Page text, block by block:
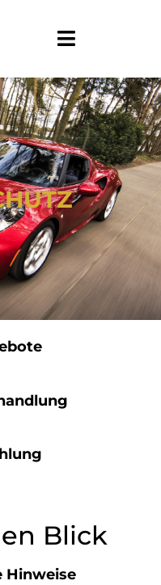
Blick
Hinweise